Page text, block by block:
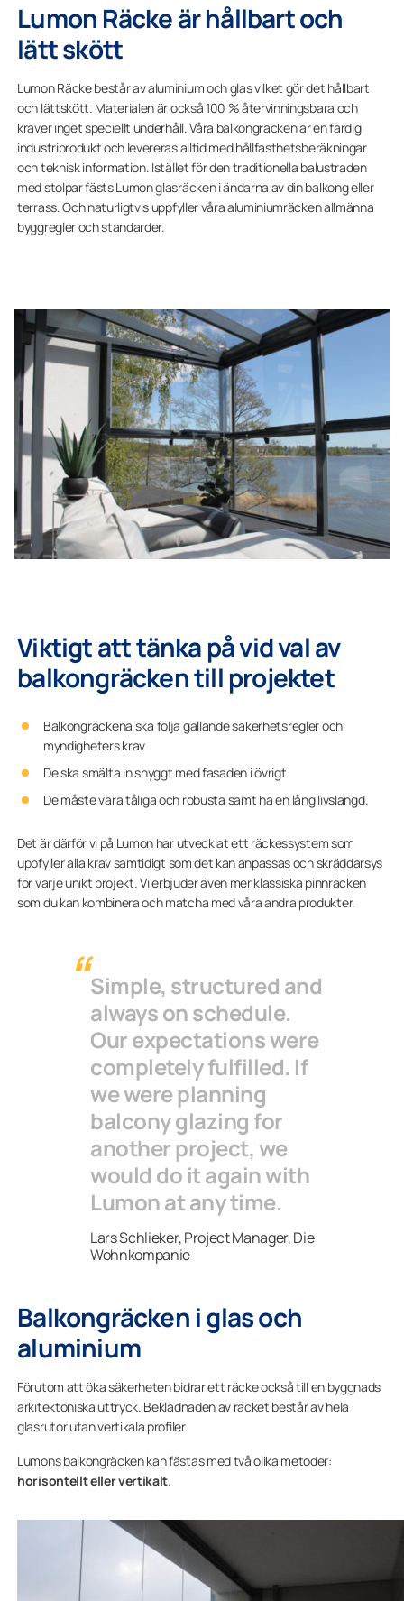
Lumon Räcke är hållbart och
lätt skött
Lumon Räcke består av aluminium och glas vilket gör det hållbart
och lättskött. Materialen är också 100 % återvinningsbara och
kräver inget speciellt underhåll. Våra balkongräcken är en färdig
industriprodukt och levereras alltid med hållfasthetsberäkningar
och teknisk information. Istället för den traditionella balustraden
med stolpar fästs Lumon glasräcken i ändarna av din balkong eller
terrass. Och naturligtvis uppfyller våra aluminiumräcken allmänna
byggregler och standarder.
Viktigt att tänka på vid val av
balkongräcken till projektet
Balkongräckena ska följa gällande säkerhetsregler och
myndigheters krav
De ska smälta in snyggt med fasaden i övrigt
De måste vara tåliga och robusta samt ha en lång livslängd.
Det är därför vi på Lumon har utvecklat ett räckessystem som
uppfyller alla krav samtidigt som det kan anpassas och skräddarsys
för varje unikt projekt. Vi erbjuder även mer klassiska pinnräcken
som du kan kombinera och matcha med våra andra produkter.
Simple, structured and
always on schedule.
Our expectations were
completely fulfilled. If
we were planning
balcony glazing for
another project, we
would do it again with
Lumon at any time.
Lars Schlieker, Project Manager, Die
Wohnkompanie
Balkongräcken i glas och
aluminium
Förutom att öka säkerheten bidrar ett räcke också till en byggnads
arkitektoniska uttryck. Beklädnaden av räcket består av hela
glasrutor utan vertikala profiler.
Lumons balkongräcken kan fästas med två olika metoder:
horisontellt eller vertikalt.